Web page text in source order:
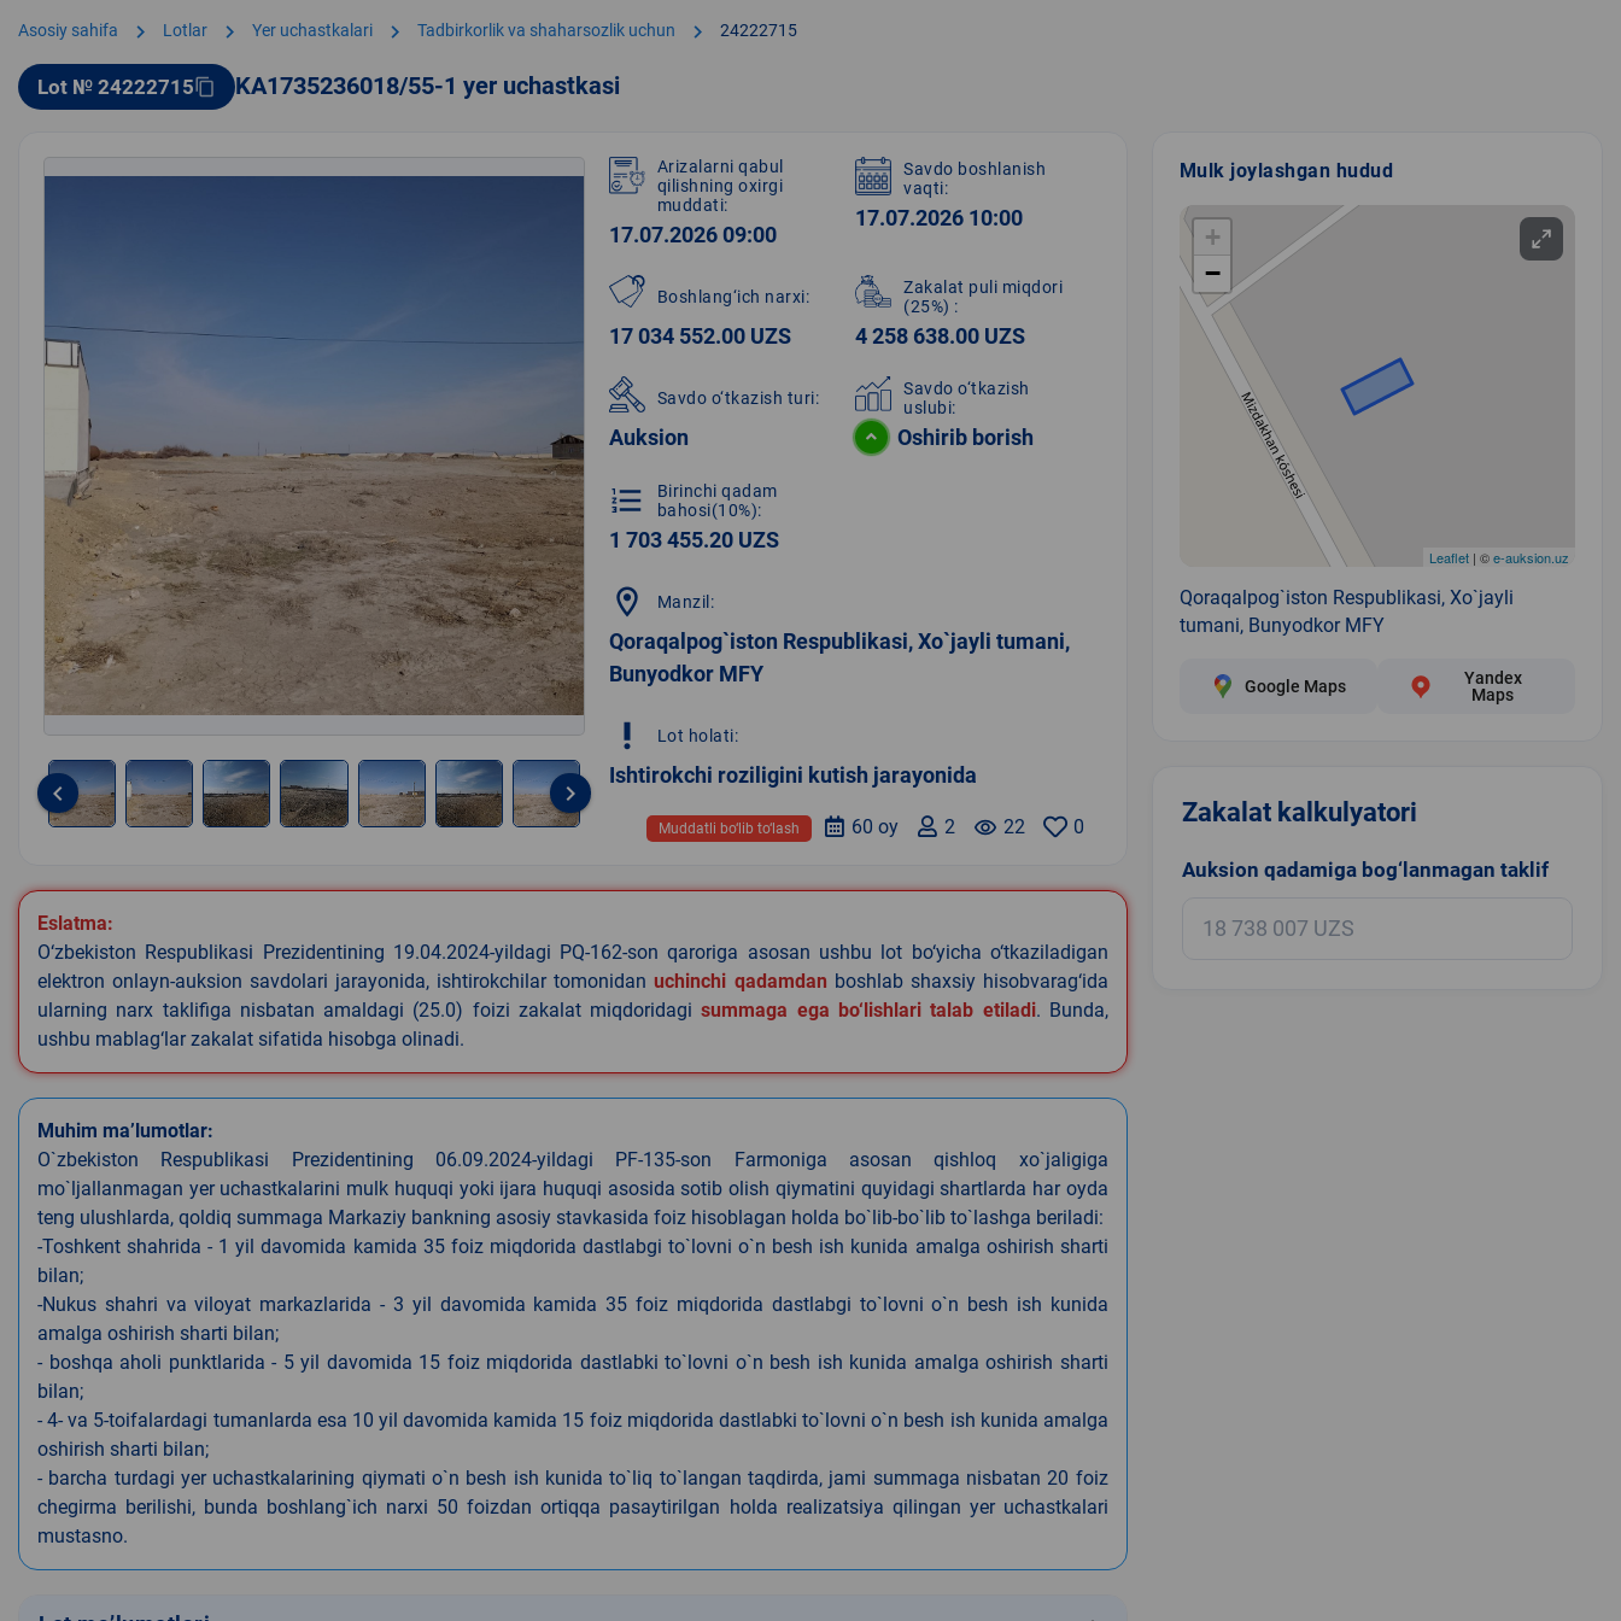
Asosiy sahifa chevron_right Lotlar chevron_right Yer uchastkalari chevron_right Tadbirkorlik va shaharsozlik uchun chevron_right 24222715
Lot № 24222715content_copy KA1735236018/55-1 yer uchastkasi
of
8
keyboard_arrow_left keyboard_arrow_right
Arizalarni qabul
qilishning oxirgi
muddati:
17.07.2026 09:00
Savdo boshlanish
vaqti:
17.07.2026 10:00
Boshlang‘ich narxi:
17 034 552.00 UZS
Zakalat puli miqdori
(25%) :
4 258 638.00 UZS
Savdo o‘tkazish turi:
Auksion
Savdo o‘tkazish
uslubi:
Oshirib borish
format_list_numbered
Birinchi qadam
bahosi(10%):
1 703 455.20 UZS
location_on Manzil:
Qoraqalpog`iston Respublikasi, Xo`jayli tumani,
Bunyodkor MFY
priority_high Lot holati:
Ishtirokchi roziligini kutish jarayonida
0
remove_red_eye 22
2
60 oy
Muddatli bo‘lib to‘lash
Eslatma:
O‘zbekiston Respublikasi Prezidentining 19.04.2024-yildagi PQ-162-son qaroriga asosan ushbu lot bo‘yicha o‘tkaziladigan
elektron onlayn-auksion savdolari jarayonida, ishtirokchilar tomonidanuchinchi qadamdan boshlab shaxsiy hisobvarag‘ida
ularning narx taklifiga nisbatan amaldagi (25.0) foizi zakalat miqdoridagisummaga ega bo‘lishlari talab etiladi. Bunda,
ushbu mablag‘lar zakalat sifatida hisobga olinadi.
Muhim ma’lumotlar:
O`zbekiston Respublikasi Prezidentining 06.09.2024-yildagi PF-135-son Farmoniga asosan qishloq xo`jaligiga
mo`ljallanmagan yer uchastkalarini mulk huquqi yoki ijara huquqi asosida sotib olish qiymatini quyidagi shartlarda har oyda
teng ulushlarda, qoldiq summaga Markaziy bankning asosiy stavkasida foiz hisoblagan holda bo`lib-bo`lib to`lashga beriladi:
-Toshkent shahrida - 1 yil davomida kamida 35 foiz miqdorida dastlabgi to`lovni o`n besh ish kunida amalga oshirish sharti
bilan;
-Nukus shahri va viloyat markazlarida - 3 yil davomida kamida 35 foiz miqdorida dastlabgi to`lovni o`n besh ish kunida
amalga oshirish sharti bilan;
- boshqa aholi punktlarida - 5 yil davomida 15 foiz miqdorida dastlabki to`lovni o`n besh ish kunida amalga oshirish sharti
bilan;
- 4- va 5-toifalardagi tumanlarda esa 10 yil davomida kamida 15 foiz miqdorida dastlabki to`lovni o`n besh ish kunida amalga
oshirish sharti bilan;
- barcha turdagi yer uchastkalarining qiymati o`n besh ish kunida to`liq to`langan taqdirda, jami summaga nisbatan 20 foiz
chegirma berilishi, bunda boshlang`ich narxi 50 foizdan ortiqqa pasaytirilgan holda realizatsiya qilingan yer uchastkalari
mustasno.
Mulk joylashgan hudud
+
−
Leaflet| ©e-auksion.uz
Qoraqalpog`iston Respublikasi, Xo`jayli
tumani, Bunyodkor MFY
Google Maps
Yandex
Maps
Zakalat kalkulyatori
Auksion qadamiga bog‘lanmagan taklif